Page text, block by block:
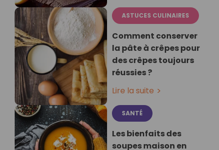
ASTUCES CULINAIRES
Comment conserver
la pâte à crêpes pour
des crêpes toujours
réussies ?
Lire la suite
SANTÉ
Les bienfaits des
soupes maison en